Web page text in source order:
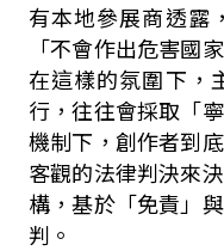
有本地參展商透露
「不會作出危害國
在這樣的氛圍下，
行，往往會採取「
機制下，創作者到
客觀的法律判決來
構，基於「免責」
判。